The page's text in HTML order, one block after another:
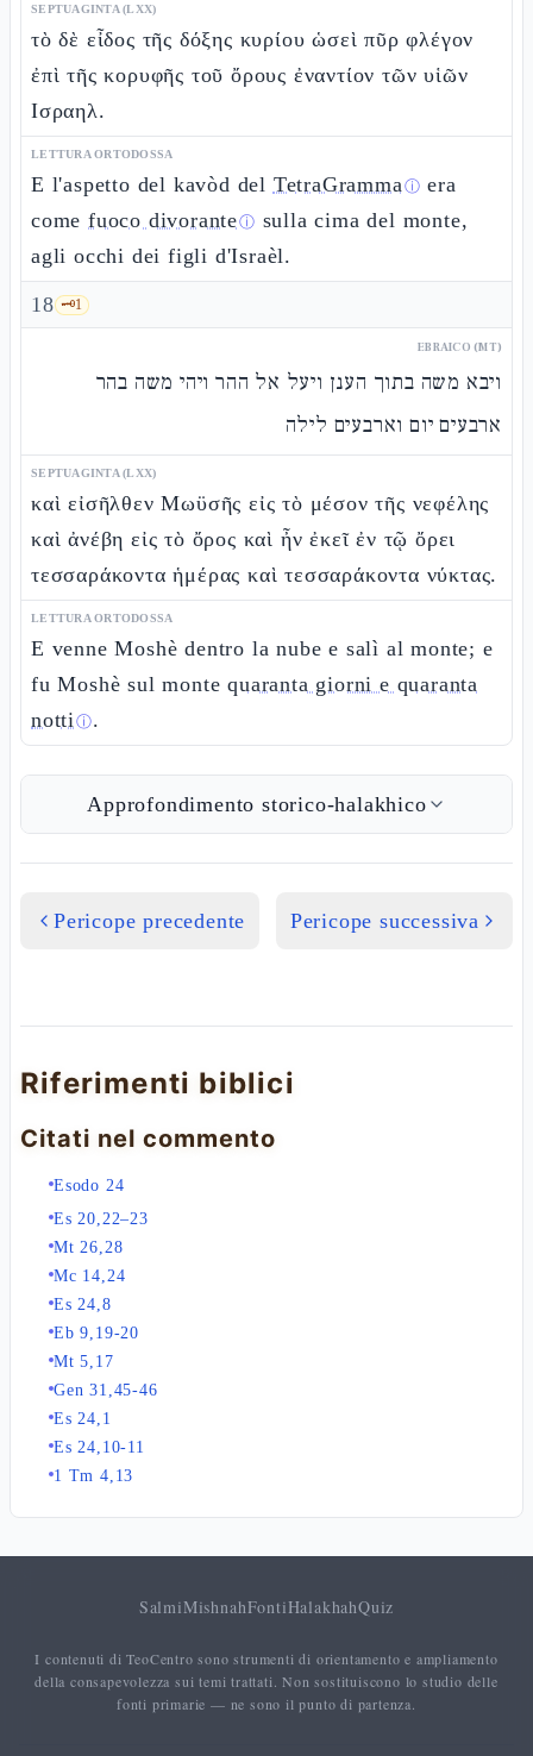
SEPTUAGINTA (LXX)
τὸ δὲ εἶδος τῆς δόξης κυρίου ὡσεὶ πῦρ φλέγον
ἐπὶ τῆς κορυφῆς τοῦ ὄρους ἐναντίον τῶν υἱῶν
Ισραηλ.
LETTURA ORTODOSSA
E l'aspetto del kavòd del TetraGrammaⓘ era
come fuoco divoranteⓘ sulla cima del monte,
agli occhi dei figli d'Israèl.
18 🗝️1
EBRAICO (MT)
ויבא משה בתוך הענן ויעל אל ההר ויהי משה בהר
ארבעים יום וארבעים לילה
SEPTUAGINTA (LXX)
καὶ εἰσῆλθεν Μωϋσῆς εἰς τὸ μέσον τῆς νεφέλης
καὶ ἀνέβη εἰς τὸ ὄρος καὶ ἦν ἐκεῖ ἐν τῷ ὄρει
τεσσαράκοντα ἡμέρας καὶ τεσσαράκοντα νύκτας.
LETTURA ORTODOSSA
E venne Moshè dentro la nube e salì al monte; e
fu Moshè sul montequaranta giorni e quaranta
nottiⓘ.
Approfondimento storico-halakhico
Pericope precedente Pericope successiva
Riferimenti biblici
Citati nel commento
Esodo 24
Es 20,22–23
Mt 26,28
Mc 14,24
Es 24,8
Eb 9,19-20
Mt 5,17
Gen 31,45-46
Es 24,1
Es 24,10-11
1 Tm 4,13
SalmiMishnahFontiHalakhahQuiz
I contenuti di TeoCentro sono strumenti di orientamento e ampliamento
della consapevolezza sui temi trattati. Non sostituiscono lo studio delle
fonti primarie — ne sono il punto di partenza.